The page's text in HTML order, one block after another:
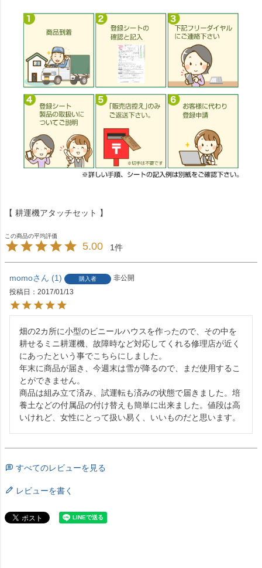
【 耕運機アタッチセット 】
5.00 1
momo 1 購入者
非公開
投稿日
2017/01/13
畑の2カ所に小型のビニールハウスを作ったので、その中を
耕せるミニ耕運機、故障時など対応してくれる修理店が近く
にあったという事でこちらにしました。
年末に商品が届き、今週末は雪が降るので、まだ使用するこ
とができません。
商品は組み立て済み、試運転も済みの状態で届きました。培
養土などの付属品の付け替えも簡単に出来ました。値段は高
すべてのレビューを見る
レビューを書く